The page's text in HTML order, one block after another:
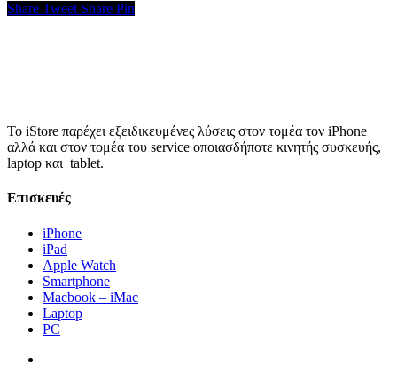
Share Tweet Share Pin
Το iStore παρέχει εξειδικευμένες λύσεις στον τομέα τον iPhone
αλλά και στον τομέα του service οποιασδήποτε κινητής συσκευής,
laptop και tablet.
Επισκευές
iPhone
iPad
Apple Watch
Smartphone
Macbook – iMac
Laptop
PC